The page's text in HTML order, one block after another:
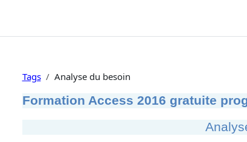
Tags Analyse du besoin
Formation Access 2016 gratuite